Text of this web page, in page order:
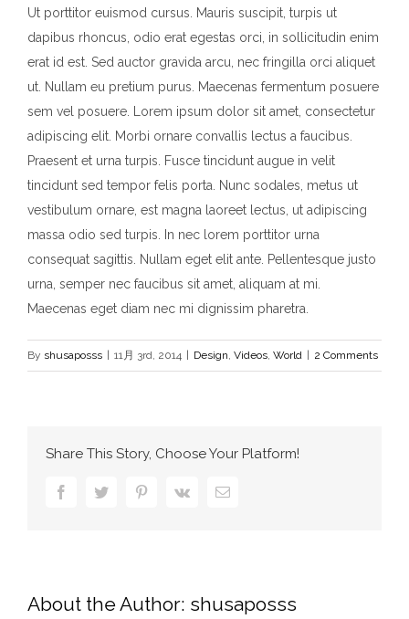
Ut porttitor euismod cursus. Mauris suscipit, turpis ut
dapibus rhoncus, odio erat egestas orci, in sollicitudin enim
erat id est. Sed auctor gravida arcu, nec fringilla orci aliquet
ut. Nullam eu pretium purus. Maecenas fermentum posuere
sem vel posuere. Lorem ipsum dolor sit amet, consectetur
adipiscing elit. Morbi ornare convallis lectus a faucibus.
Praesent et urna turpis. Fusce tincidunt augue in velit
tincidunt sed tempor felis porta. Nunc sodales, metus ut
vestibulum ornare, est magna laoreet lectus, ut adipiscing
massa odio sed turpis. In nec lorem porttitor urna
consequat sagittis. Nullam eget elit ante. Pellentesque justo
urna, semper nec faucibus sit amet, aliquam at mi.
Maecenas eget diam nec mi dignissim pharetra.
By shusaposss 11月 3rd, 2014 Design, Videos, World 2 Comments
Share This Story, Choose Your Platform!
FacebookTwitter PinterestVk
電
About the Author: shusaposss